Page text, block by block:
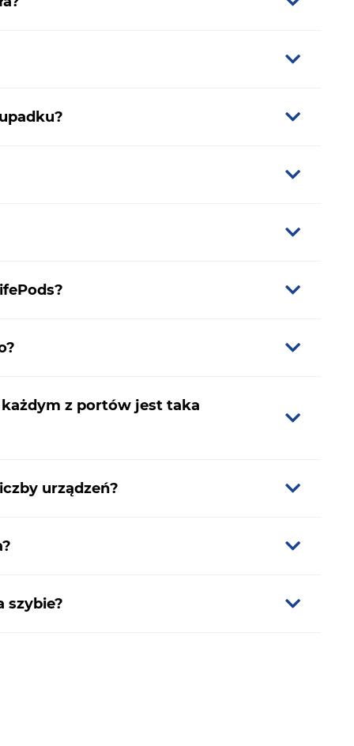
każdym z portów jest taka
urządzeń?
szybie?